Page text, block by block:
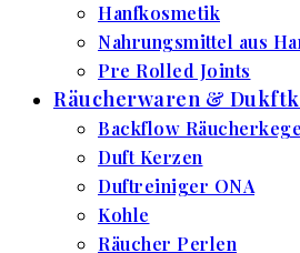
Hanfkosmetik
Nahrungsmittel aus
Pre Rolled Joints
Räucherwaren &
Backflow
Duft Kerzen
Duftreiniger ONA
Kohle
Räucher Perlen